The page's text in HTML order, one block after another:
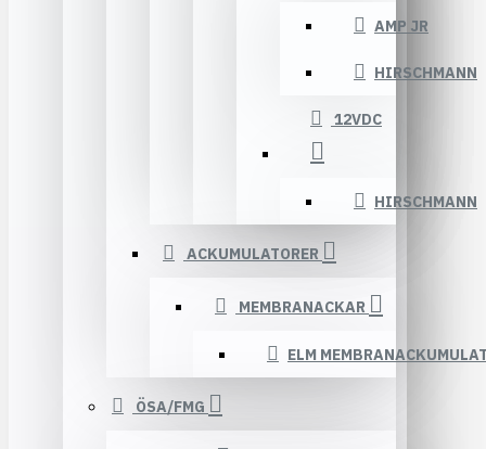
AMP JR
HIRSCHMANN
12VDC
HIRSCHMANN
ACKUMULATORER
MEMBRANACKAR
ELM
ÖSA/FMG